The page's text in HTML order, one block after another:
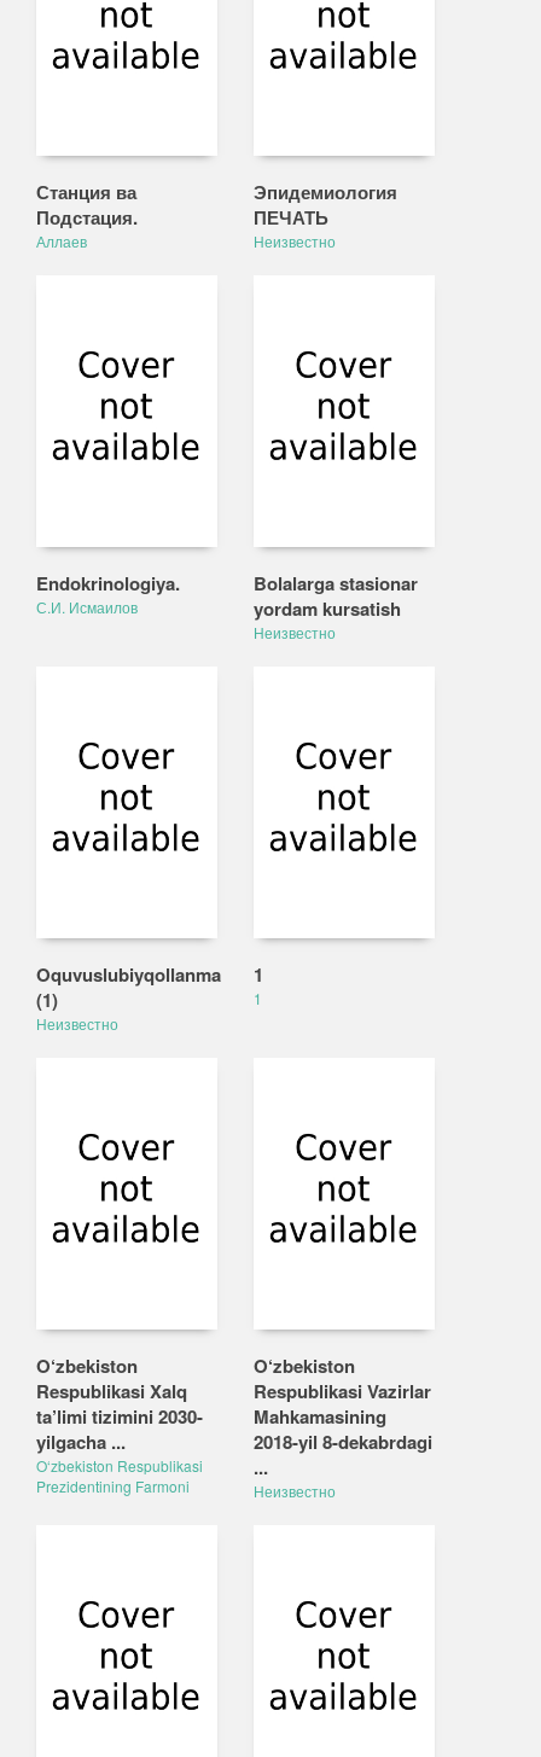
Станция ва
Подстация.
Аллаев
Эпидемиология
ПЕЧАТЬ
Неизвестно
Endokrinologiya.
С.И. Исмаилов
Bolalarga stasionar
yordam kursatish
Неизвестно
Oquvuslubiyqollanma
(1)
Неизвестно
1
1
O‘zbekiston
Respublikasi Xalq
ta’limi tizimini 2030-
yilgacha ...
O‘zbekiston Respublikasi
Prezidentining Farmoni
O‘zbekiston
Respublikasi Vazirlar
Mahkamasining
2018-yil 8-dekabrdagi
...
Неизвестно